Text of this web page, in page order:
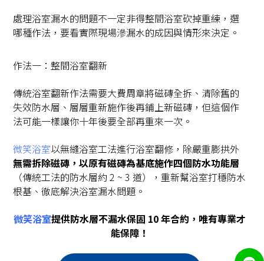
處理浴室漏水的問題不一定非得整間浴室砍掉重練，選
哪種作法，要看實際現場滲漏水的成因與情形來決定。
作法一：整間浴室翻新
傳統浴室翻新作法需要大費周章將磁磚全拆、清除舊的
失效防水層、層層重新施作後再鋪上新磁磚，但這個作
法可能一樣讓你十年後要全部再重來一次。
微笑浴室以無縫浴室工法進行浴室翻修，除嚴重膨拱外
無需拆除磁磚，以原有磁磚為基底施作四個防水功能層
（傳統工法的防水層約 2 ~ 3 道），重新幫浴室打穩防水
根基、徹底解決浴室漏水問題。
微笑浴室提供防水層不漏水保固 10 年合約，唯有專業才
能保障！